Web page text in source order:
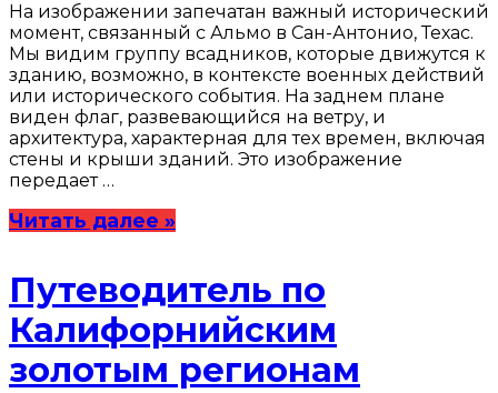
На изображении запечатан важный исторический
момент, связанный с Альмо в Сан-Антонио, Техас.
Мы видим группу всадников, которые движутся к
зданию, возможно, в контексте военных действий
или исторического события. На заднем плане
виден флаг, развевающийся на ветру, и
архитектура, характерная для тех времен, включая
стены и крыши зданий. Это изображение
передает …
Читать далее »
Путеводитель по
Калифорнийским
золотым регионам